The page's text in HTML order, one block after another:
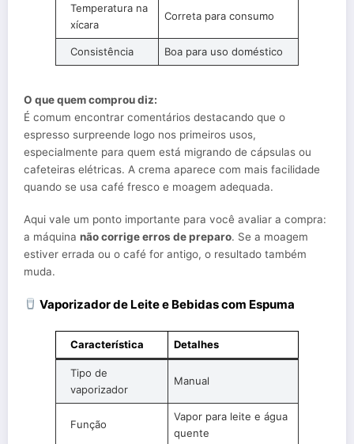
Temperatura na
xícara
Correta para consumo
Consistência Boa para uso doméstico
O que quem comprou diz:
É comum encontrar comentários destacando que o
espresso surpreende logo nos primeiros usos,
especialmente para quem está migrando de cápsulas ou
cafeteiras elétricas. A crema aparece com mais facilidade
quando se usa café fresco e moagem adequada.
Aqui vale um ponto importante para você avaliar a compra:
a máquina não corrige erros de preparo. Se a moagem
estiver errada ou o café for antigo, o resultado também
muda.
Vaporizador de Leite e Bebidas com Espuma
Característica Detalhes
Tipo de
vaporizador
Manual
Função
Vapor para leite e água
quente